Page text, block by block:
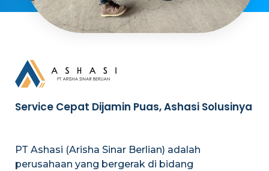
Service Cepat Dijamin Puas, Ashasi Solusinya
PT Ashasi (Arisha Sinar Berlian) adalah
perusahaan yang bergerak di bidang